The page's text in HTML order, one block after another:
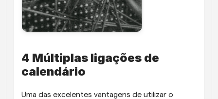
4 Múltiplas ligações de
calendário
Uma das excelentes vantagens de utilizar o